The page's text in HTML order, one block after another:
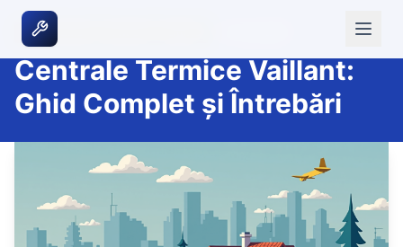
INCALZIRE SI CONFORT TERMIC
Centrale Termice Vaillant:
Ghid Complet și Întrebări